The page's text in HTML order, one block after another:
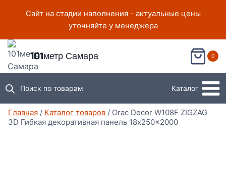
Сайт на стадии наполнения - актуальные цены
уточняйте у менеджера
101метр Самара 0
Поиск по товарам Каталог
Главная / Каталог товаров / Orac Decor W108F ZIGZAG
3D Гибкая декоративная панель 18x250x2000